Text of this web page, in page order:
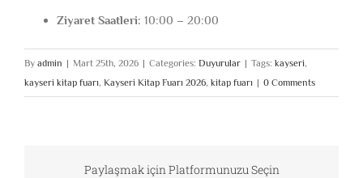
Ziyaret Saatleri: 10:00 – 20:00
By admin | Mart 25th, 2026 | Categories: Duyurular | Tags: kayseri,
kayseri kitap fuarı, Kayseri Kitap Fuarı 2026, kitap fuarı | 0 Comments
Paylaşmak için Platformunuzu Seçin